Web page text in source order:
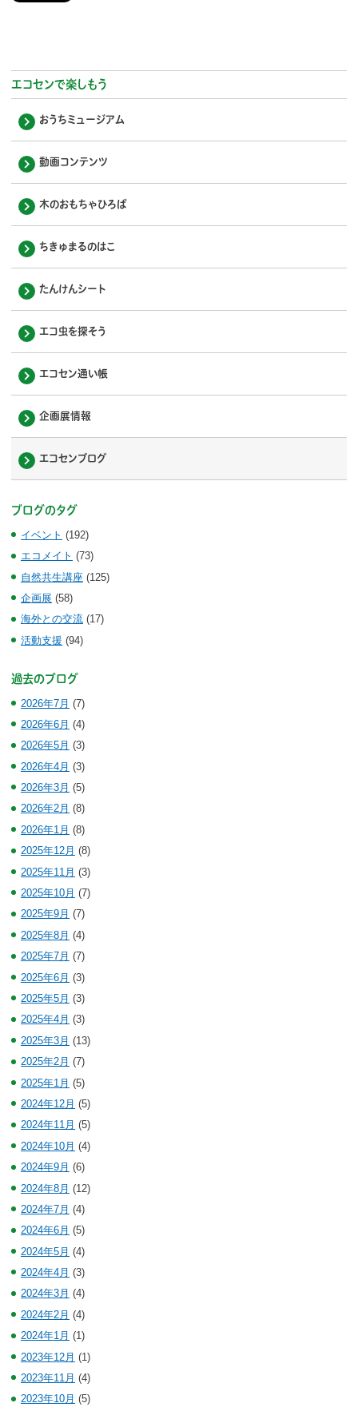
エコセンで楽しもう
おうちミュージアム
動画コンテンツ
木のおもちゃひろば
ちきゅまるのはこ
たんけんシート
エコ虫を探そう
エコセン通い帳
企画展情報
エコセンブログ
ブログのタグ
イベント (192)
エコメイト (73)
自然共生講座 (125)
企画展 (58)
海外との交流 (17)
活動支援 (94)
過去のブログ
2026年7月 (7)
2026年6月 (4)
2026年5月 (3)
2026年4月 (3)
2026年3月 (5)
2026年2月 (8)
2026年1月 (8)
2025年12月 (8)
2025年11月 (3)
2025年10月 (7)
2025年9月 (7)
2025年8月 (4)
2025年7月 (7)
2025年6月 (3)
2025年5月 (3)
2025年4月 (3)
2025年3月 (13)
2025年2月 (7)
2025年1月 (5)
2024年12月 (5)
2024年11月 (5)
2024年10月 (4)
2024年9月 (6)
2024年8月 (12)
2024年7月 (4)
2024年6月 (5)
2024年5月 (4)
2024年4月 (3)
2024年3月 (4)
2024年2月 (4)
2024年1月 (1)
2023年12月 (1)
2023年11月 (4)
2023年10月 (5)